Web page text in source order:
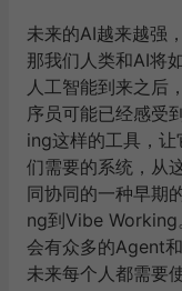
未来的AI越来越强
那我们人类和AI将
人工智能到来之后
序员可能已经感受
ing这样的工具，
们需要的系统，从
同协同的一种早期
ng到Vibe Working
会有众多的Agent
未来每个人都需要